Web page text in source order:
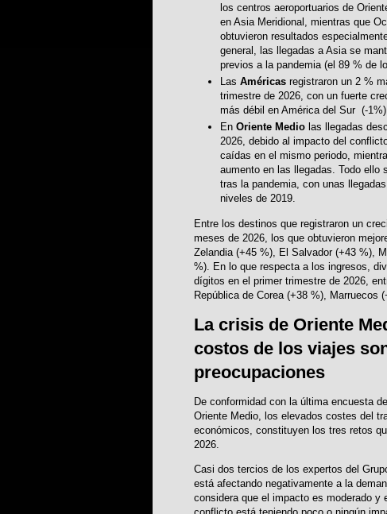
los centros aeroportuarios de
en Asia Meridional, mientras que
obtuvieron resultados
general, las llegadas a Asia se
previos a la pandemia (el 89 % de
Las Américas registraron un 2 %
trimestre de 2026, con un fuerte
más débil en América del Sur (-
En Oriente Medio las llegadas
2026, debido al impacto del
caídas en el mismo periodo,
aumento en las llegadas. Todo ello
tras la pandemia, con unas
niveles de 2019.
Entre los destinos que registraron un
meses de 2026, los que obtuvieron
Zelandia (+45 %), El Salvador (+43 %),
%). En lo que respecta a los ingresos,
dígitos en el primer trimestre de 2026,
República de Corea (+38 %), Marruecos
La crisis de Oriente
costos de los viajes
preocupaciones
De conformidad con la última encuesta
Oriente Medio, los elevados costes del
económicos, constituyen los tres retos
2026.
Casi dos tercios de los expertos del
está afectando negativamente a la
considera que el impacto es moderado y